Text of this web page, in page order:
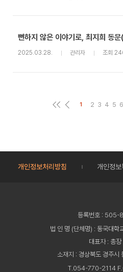
2025.03.28. 관리자 조회
1 2 3 4 5 6
개인정보처리방침 개인정
등록번호 :
법 인 명 (단체명) : 동국대학
대표자 : 총
소재지 : 경상북도 경주시
T.054-770-2114